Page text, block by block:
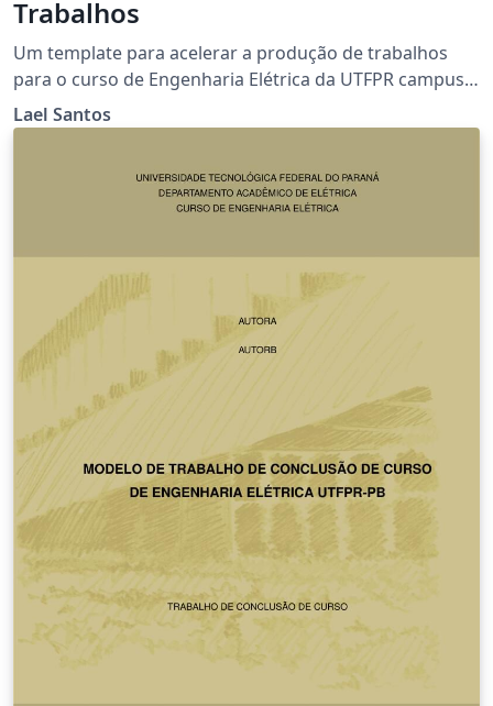
Trabalhos
Um template para acelerar a produção de trabalhos
para o curso de Engenharia Elétrica da UTFPR campus
Pato Branco
Lael Santos